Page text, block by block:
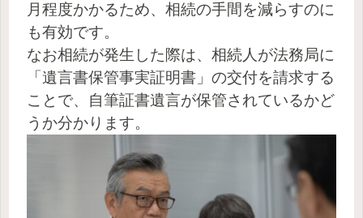
月程度かかるため、相続の手間を減らすのに
も有効です。
なお相続が発生した際は、相続人が法務局に
「遺言書保管事実証明書」の交付を請求する
ことで、自筆証書遺言が保管されているかど
うか分かります。